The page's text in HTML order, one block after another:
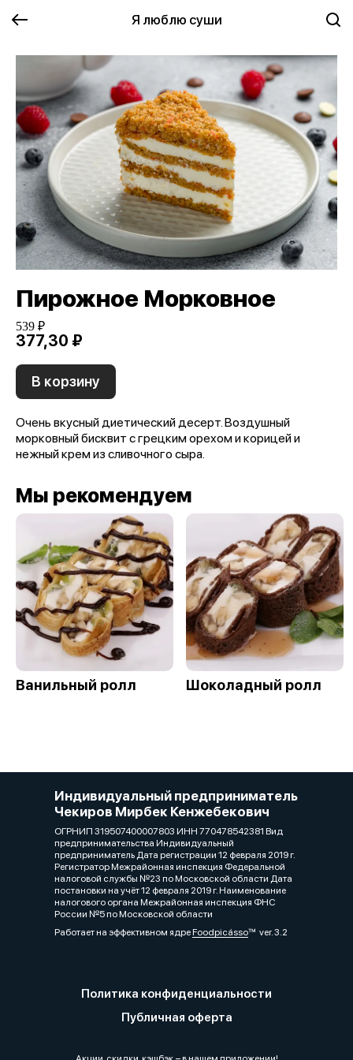
Я люблю суши
Пирожное Морковное
539 ₽
377,30 ₽
В корзину
Очень вкусный диетический десерт. Воздушный
морковный бисквит с грецким орехом и корицей и
нежный крем из сливочного сыра.
Мы рекомендуем
Ванильный ролл Шоколадный ролл
Индивидуальный предприниматель
Чекиров Мирбек Кенжебекович
ОГРНИП 319507400007803 ИНН 770478542381 Вид
предпринимательства Индивидуальный
предприниматель Дата регистрации 12 февраля 2019 г.
Регистратор Межрайонная инспекция Федеральной
налоговой службы №23 по Московской области Дата
постановки на учёт 12 февраля 2019 г. Наименование
налогового органа Межрайонная инспекция ФНС
России №5 по Московской области
Работает на эффективном ядреFoodpicássover. 3.2
Политика конфиденциальности
Публичная оферта